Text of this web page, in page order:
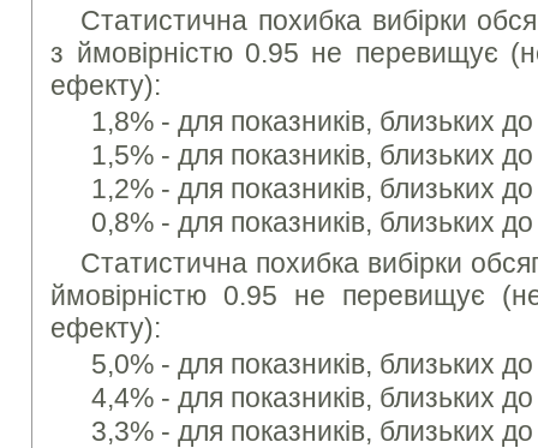
Статистична похибка вибірки
з ймовірністю 0.95 не перевищує
ефекту):
1,8% - для показників, близьких
1,5% - для показників, близьких
1,2% - для показників, близьких
0,8% - для показників, близьких
Статистична похибка вибірки
ймовірністю 0.95 не перевищує
ефекту):
5,0% - для показників, близьких
4,4% - для показників, близьких
3,3% - для показників, близьких